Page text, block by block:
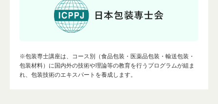
※包装専士講座は、コース別（食品包装・医薬品包装・輸送包装・
包装材料）に国内外の技術や理論等の教育を行うプログラムが組ま
れ、包装技術のエキスパートを養成します。